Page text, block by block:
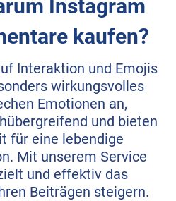
Instagram
kaufen?
Interaktion und Emojis
wirkungsvolles
Emotionen an,
und bieten
für eine lebendige
Mit unserem Service
und effektiv das
Beiträgen steigern.